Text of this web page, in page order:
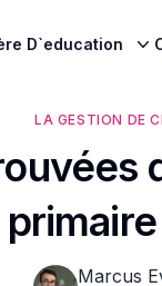
D`education
LA GESTION DE
Marcus